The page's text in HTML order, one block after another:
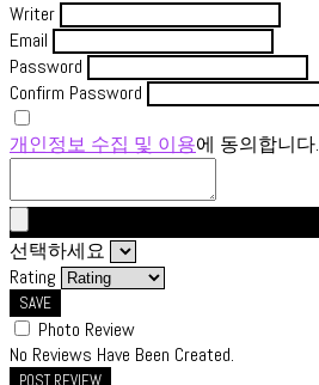
Writer
Email
Password
Confirm Password
개인정보 수집 및 이용에 동의합니다.
선택하세요
Rating
SAVE
Photo Review
No Reviews Have Been Created.
POST REVIEW